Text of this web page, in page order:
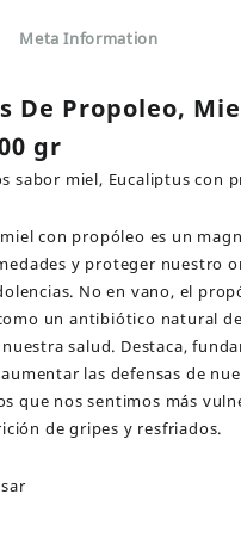
Meta Information
De Propoleo,
gr
sabor miel, Eucaliptus con
con propóleo es un
y proteger nuestro
No en vano, el
un antibiótico natural
salud. Destaca,
las defensas de
que nos sentimos más
de gripes y resfriados.